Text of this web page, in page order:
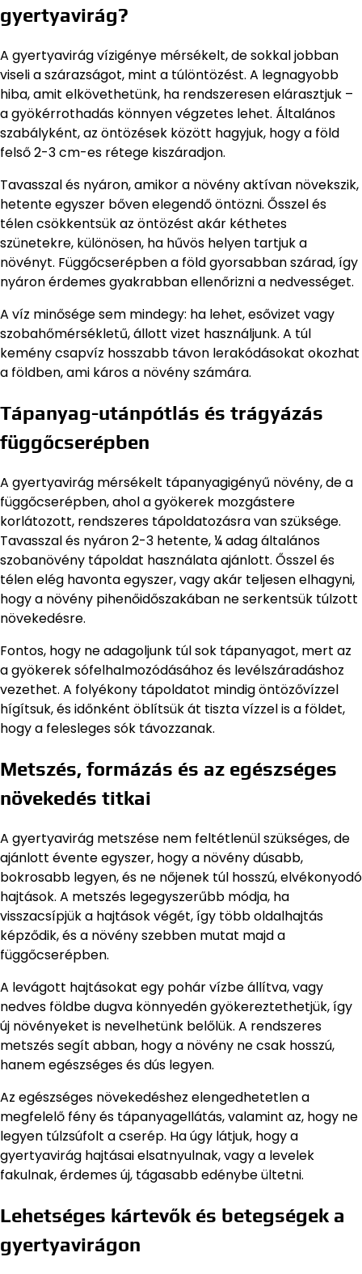
gyertyavirág?
A gyertyavirág vízigénye mérsékelt, de sokkal jobban
viseli a szárazságot, mint a túlöntözést. A legnagyobb
hiba, amit elkövethetünk, ha rendszeresen elárasztjuk –
a gyökérrothadás könnyen végzetes lehet. Általános
szabályként, az öntözések között hagyjuk, hogy a föld
felső 2-3 cm-es rétege kiszáradjon.
Tavasszal és nyáron, amikor a növény aktívan növekszik,
hetente egyszer bőven elegendő öntözni. Ősszel és
télen csökkentsük az öntözést akár kéthetes
szünetekre, különösen, ha hűvös helyen tartjuk a
növényt. Függőcserépben a föld gyorsabban szárad, így
nyáron érdemes gyakrabban ellenőrizni a nedvességet.
A víz minősége sem mindegy: ha lehet, esővizet vagy
szobahőmérsékletű, állott vizet használjunk. A túl
kemény csapvíz hosszabb távon lerakódásokat okozhat
a földben, ami káros a növény számára.
Tápanyag-utánpótlás és trágyázás
függőcserépben
A gyertyavirág mérsékelt tápanyagigényű növény, de a
függőcserépben, ahol a gyökerek mozgástere
korlátozott, rendszeres tápoldatozásra van szüksége.
Tavasszal és nyáron 2-3 hetente, ¼ adag általános
szobanövény tápoldat használata ajánlott. Ősszel és
télen elég havonta egyszer, vagy akár teljesen elhagyni,
hogy a növény pihenőidőszakában ne serkentsük túlzott
növekedésre.
Fontos, hogy ne adagoljunk túl sok tápanyagot, mert az
a gyökerek sófelhalmozódásához és levélszáradáshoz
vezethet. A folyékony tápoldatot mindig öntözővízzel
hígítsuk, és időnként öblítsük át tiszta vízzel is a földet,
hogy a felesleges sók távozzanak.
Metszés, formázás és az egészséges
növekedés titkai
A gyertyavirág metszése nem feltétlenül szükséges, de
ajánlott évente egyszer, hogy a növény dúsabb,
bokrosabb legyen, és ne nőjenek túl hosszú, elvékonyodó
hajtások. A metszés legegyszerűbb módja, ha
visszacsípjük a hajtások végét, így több oldalhajtás
képződik, és a növény szebben mutat majd a
függőcserépben.
A levágott hajtásokat egy pohár vízbe állítva, vagy
nedves földbe dugva könnyedén gyökereztethetjük, így
új növényeket is nevelhetünk belőlük. A rendszeres
metszés segít abban, hogy a növény ne csak hosszú,
hanem egészséges és dús legyen.
Az egészséges növekedéshez elengedhetetlen a
megfelelő fény és tápanyagellátás, valamint az, hogy ne
legyen túlzsúfolt a cserép. Ha úgy látjuk, hogy a
gyertyavirág hajtásai elsatnyulnak, vagy a levelek
fakulnak, érdemes új, tágasabb edénybe ültetni.
Lehetséges kártevők és betegségek a
gyertyavirágon